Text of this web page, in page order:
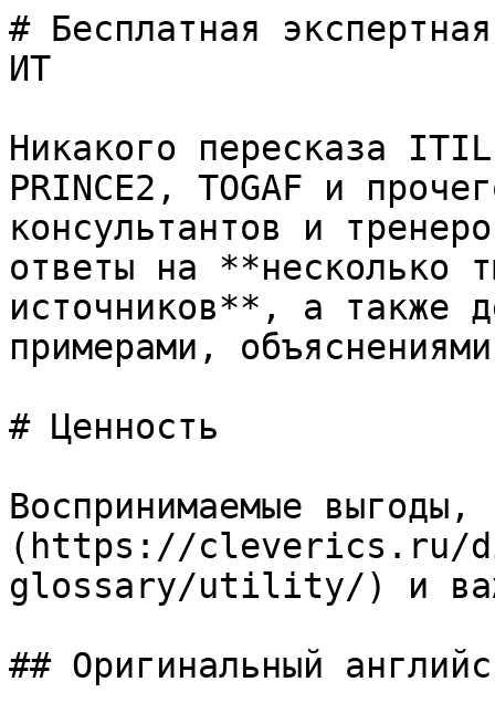
# Бесплатная
ИТ
Никакого пересказа
PRINCE2, TOGAF и
консультантов и
ответы на **несколько
источников**, а также
примерами,
# Ценность
Воспринимаемые
(https://cleverics.ru/
glossary/utility/) и
## Оригинальный